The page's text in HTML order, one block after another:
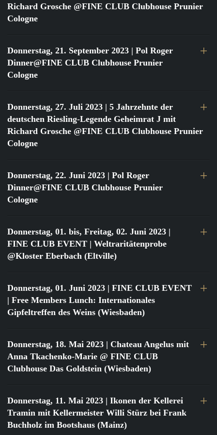
Richard Grosche @FINE CLUB Clubhouse Prunier
Cologne
Donnerstag, 21. September 2023 | Pol Roger
Dinner@FINE CLUB Clubhouse Prunier
Cologne
Donnerstag, 27. Juli 2023 | 5 Jahrzehnte der
deutschen Riesling-Legende Geheimrat J mit
Richard Grosche @FINE CLUB Clubhouse Prunier
Cologne
Donnerstag, 22. Juni 2023 | Pol Roger
Dinner@FINE CLUB Clubhouse Prunier
Cologne
Donnerstag, 01. bis, Freitag, 02. Juni 2023 |
FINE CLUB EVENT | Weltraritätenprobe
@Kloster Eberbach (Eltville)
Donnerstag, 01. Juni 2023 | FINE CLUB EVENT
| Free Members Lunch: Internationales
Gipfeltreffen des Weins (Wiesbaden)
Donnerstag, 18. Mai 2023 | Chateau Angelus mit
Anna Tkachenko-Marie @ FINE CLUB
Clubhouse Das Goldstein (Wiesbaden)
Donnerstag, 11. Mai 2023 | Ikonen der Kellerei
Tramin mit Kellermeister Willi Stürz bei Frank
Buchholz im Bootshaus (Mainz)